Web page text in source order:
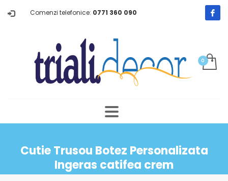
Comenzi telefonice: 0771 360 090
Cutie Trusou Botez Personalizata
Ingeras catifea crem